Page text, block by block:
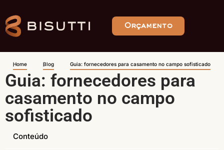
Orçamento
Home Blog Guia: fornecedores para casamento no campo sofisticado
Guia: fornecedores para
casamento no campo
sofisticado
Conteúdo